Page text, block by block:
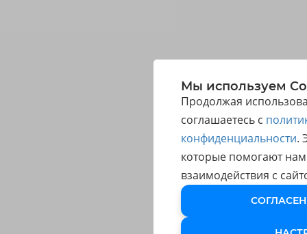
Мы используем
Продолжая
соглашаетесь с
конфиденциальности.
которые помогают
взаимодействия с